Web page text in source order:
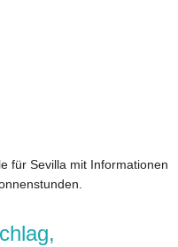
für Sevilla mit Informationen